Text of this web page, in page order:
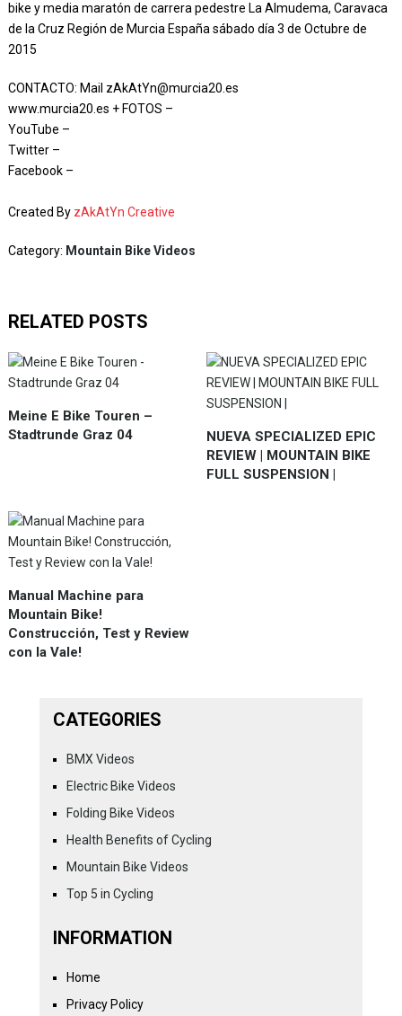
bike y media maratón de carrera pedestre La Almudema, Caravaca
de la Cruz Región de Murcia España sábado día 3 de Octubre de
2015
CONTACTO: Mail zAkAtYn@murcia20.es
www.murcia20.es + FOTOS –
YouTube –
Twitter –
Facebook –
Created By zAkAtYn Creative
Category: Mountain Bike Videos
RELATED POSTS
Meine E Bike Touren –
Stadtrunde Graz 04
NUEVA SPECIALIZED EPIC
REVIEW | MOUNTAIN BIKE
FULL SUSPENSION |
Manual Machine para
Mountain Bike!
Construcción, Test y Review
con la Vale!
CATEGORIES
BMX Videos
Electric Bike Videos
Folding Bike Videos
Health Benefits of Cycling
Mountain Bike Videos
Top 5 in Cycling
INFORMATION
Home
Privacy Policy